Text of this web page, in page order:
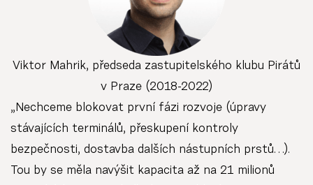
Viktor Mahrik, předseda zastupitelského klubu Pirátů
v Praze (2018-2022)
„Nechceme blokovat první fázi rozvoje (úpravy
stávajících terminálů, přeskupení kontroly
bezpečnosti, dostavba dalších nástupních prstů…).
Tou by se měla navýšit kapacita až na 21 milionů